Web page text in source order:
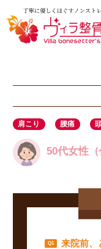
肩こり 腰痛
50代女性（
来院前、